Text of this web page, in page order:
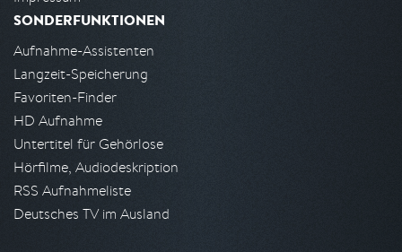
SONDERFUNKTIONEN
Aufnahme-Assistenten
Langzeit-Speicherung
Favoriten-Finder
HD Aufnahme
Untertitel für Gehörlose
Hörfilme, Audiodeskription
RSS Aufnahmeliste
Deutsches TV im Ausland